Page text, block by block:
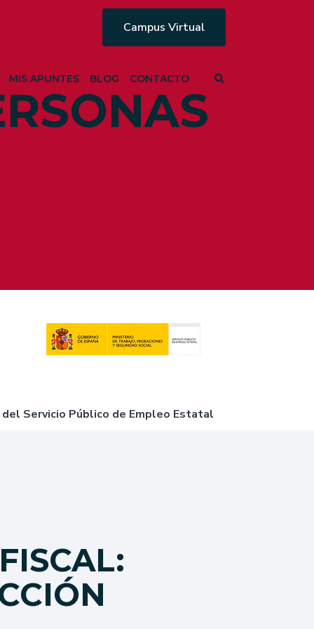
Campus Virtual
MIS APUNTES BLOG CONTACTO
Servicio Público de Empleo Estatal